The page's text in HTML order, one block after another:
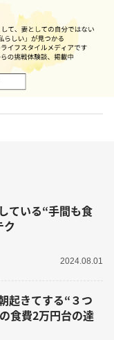
ている“手間も食
ク
2024.08.01
起きてする“３つ
食費2万円台の達